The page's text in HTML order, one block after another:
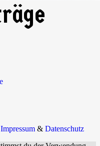
Impressum & Datenschutz